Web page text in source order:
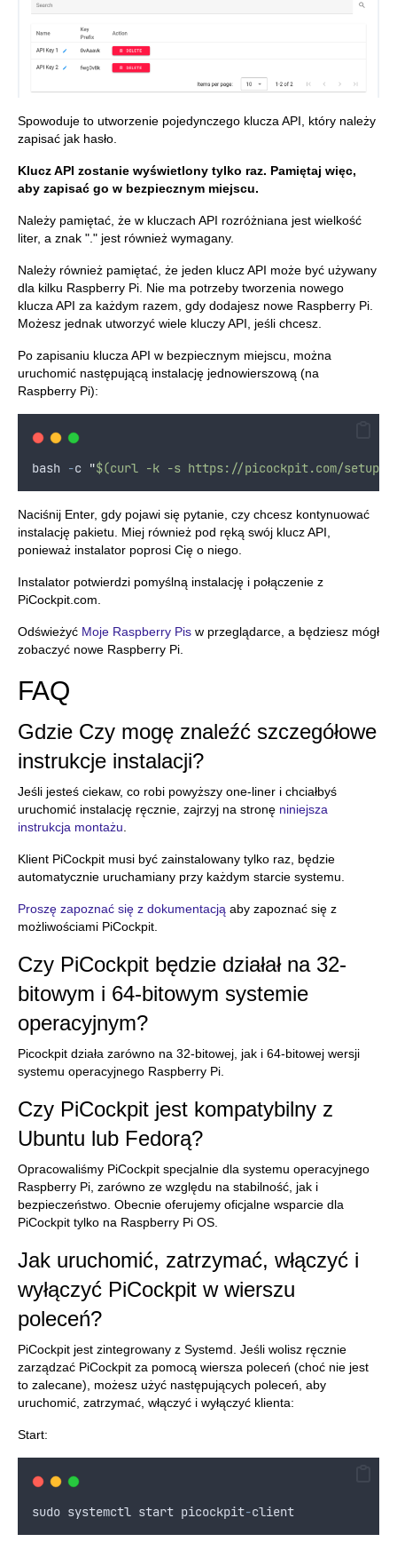
Spowoduje to utworzenie pojedynczego klucza API, który należy
zapisać jak hasło.
Klucz API zostanie wyświetlony tylko raz. Pamiętaj więc,
aby zapisać go w bezpiecznym miejscu.
Należy pamiętać, że w kluczach API rozróżniana jest wielkość
liter, a znak "." jest również wymagany.
Należy również pamiętać, że jeden klucz API może być używany
dla kilku Raspberry Pi. Nie ma potrzeby tworzenia nowego
klucza API za każdym razem, gdy dodajesz nowe Raspberry Pi.
Możesz jednak utworzyć wiele kluczy API, jeśli chcesz.
Po zapisaniu klucza API w bezpiecznym miejscu, można
uruchomić następującą instalację jednowierszową (na
Raspberry Pi):
bash -c "$(curl -k -s https://picockpit.com/
Naciśnij Enter, gdy pojawi się pytanie, czy chcesz kontynuować
instalację pakietu. Miej również pod ręką swój klucz API,
ponieważ instalator poprosi Cię o niego.
Instalator potwierdzi pomyślną instalację i połączenie z
PiCockpit.com.
Odświeżyć Moje Raspberry Pis w przeglądarce, a będziesz mógł
zobaczyć nowe Raspberry Pi.
FAQ
Gdzie Czy mogę znaleźć szczegółowe
instrukcje instalacji?
Jeśli jesteś ciekaw, co robi powyższy one-liner i chciałbyś
uruchomić instalację ręcznie, zajrzyj na stronę niniejsza
instrukcja montażu
Klient PiCockpit musi być zainstalowany tylko raz, będzie
automatycznie uruchamiany przy każdym starcie systemu.
Proszę zapoznać się z dokumentacją aby zapoznać się z
możliwościami PiCockpit.
Czy PiCockpit będzie działał na 32-
bitowym i 64-bitowym systemie
operacyjnym?
Picockpit działa zarówno na 32-bitowej, jak i 64-bitowej wersji
systemu operacyjnego Raspberry Pi.
Czy PiCockpit jest kompatybilny z
Ubuntu lub Fedorą?
Opracowaliśmy PiCockpit specjalnie dla systemu operacyjnego
Raspberry Pi, zarówno ze względu na stabilność, jak i
bezpieczeństwo. Obecnie oferujemy oficjalne wsparcie dla
PiCockpit tylko na Raspberry Pi OS.
Jak uruchomić, zatrzymać, włączyć i
wyłączyć PiCockpit w wierszu
poleceń?
PiCockpit jest zintegrowany z Systemd. Jeśli wolisz ręcznie
zarządzać PiCockpit za pomocą wiersza poleceń (choć nie jest
to zalecane), możesz użyć następujących poleceń, aby
uruchomić, zatrzymać, włączyć i wyłączyć klienta:
Start:
sudo systemctl start picockpit-client